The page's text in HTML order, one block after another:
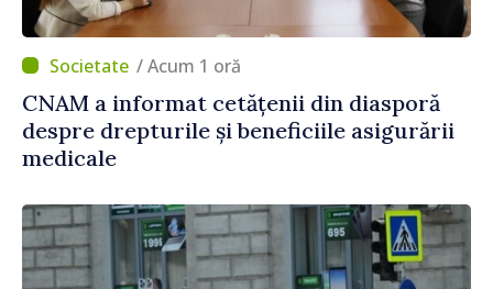
/ Acum 1 oră
CNAM a informat cetățenii din diasporă
despre drepturile și beneficiile asigurării
medicale